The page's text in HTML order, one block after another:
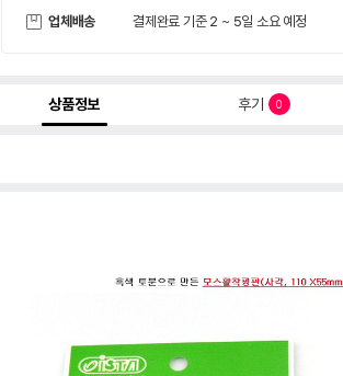
업체배송 결제완료 기준 2 ~ 5일 소요 예정
상품정보 후기 0